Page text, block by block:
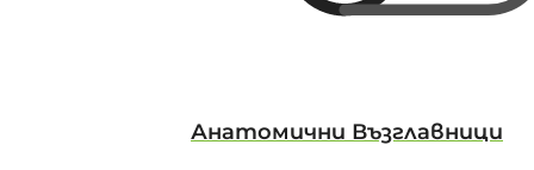
Анатомични Възглавници